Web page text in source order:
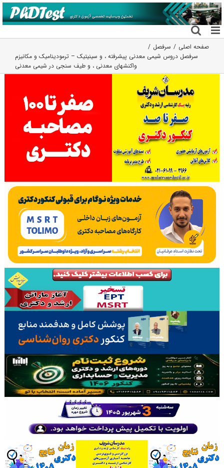
رفتن
به
محتوا
صفحه اصلی
سرفصل
سرفصل دروس شیمی معدنی پیشرفته ، و سینیتیک – ترمودینامیک و مکانیزم
واکنشهای معدنی ، و طیف سنجی در شیمی معدنی